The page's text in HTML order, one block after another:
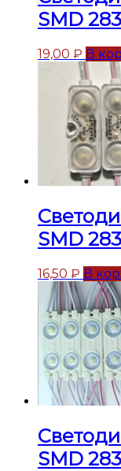
SMD
19,00 ₽ В
SMD
16,50 ₽ В
SMD